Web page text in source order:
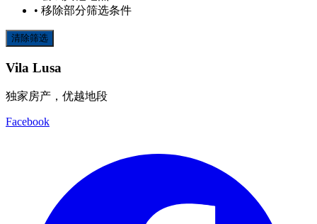
• 移除部分筛选条件
清除筛选
Vila Lusa
独家房产，优越地段
Facebook